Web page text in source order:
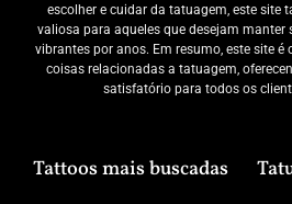
escolher e cuidar da tatuagem, este site
valiosa para aqueles que desejam manter
vibrantes por anos. Em resumo, este site
coisas relacionadas a tatuagem,
satisfatório para todos os
Tattoos mais buscadas